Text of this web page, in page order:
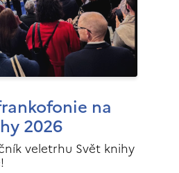
na
2026
veletrhu Svět knihy